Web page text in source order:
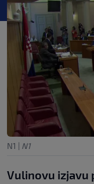
N1 | N1
Vulinovu izjavu